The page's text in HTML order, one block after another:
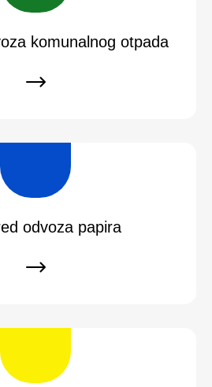
komunalnog otpada
odvoza papira